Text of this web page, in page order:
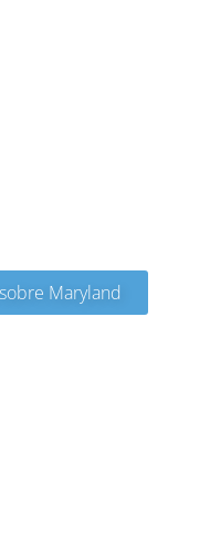
Maryland